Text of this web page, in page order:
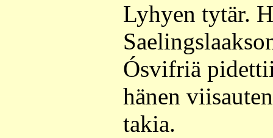
Lyhyen tytär.
Ósvifriä
hänen
takia.